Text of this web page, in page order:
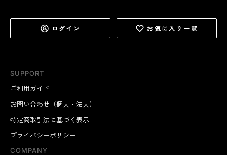
SUPPORT
ご利用ガイド
お問い合わせ（個人・法人）
特定商取引法に基づく表示
プライバシーポリシー
COMPANY
ログイン お気に入り一覧